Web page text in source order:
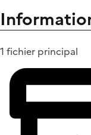
1 fichier principal